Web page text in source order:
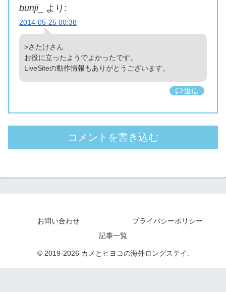
bunji_ より:
2014-05-25 00:38
>さたけさん
お役に立ったようでよかったです。
LiveSiteの動作情報もありがとうございます。
返信
コメントを書き込む
お問い合わせ
プライバシーポリシー
記事一覧
© 2019-2026 カメとヒヨコの海外ロングステイ.